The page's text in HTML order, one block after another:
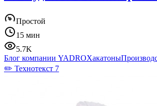
Простой
15 мин
5.7K
Блог компании YADROХакатоны
✏️ Технотекст 7